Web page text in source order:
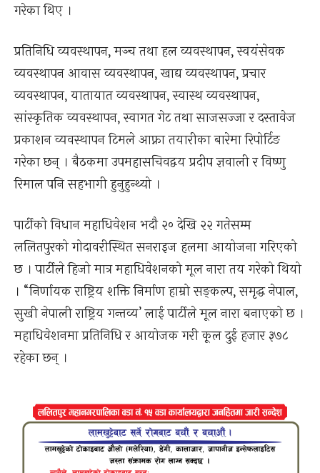
गरेका थिए ।
प्रतिनिधि व्यवस्थापन, मञ्च तथा हल व्यवस्थापन, स्वयंसेवक
व्यवस्थापन आवास व्यवस्थापन, खाद्य व्यवस्थापन, प्रचार
व्यवस्थापन, यातायात व्यवस्थापन, स्वास्थ व्यवस्थापन,
सांस्कृतिक व्यवस्थापन, स्वागत गेट तथा साजसज्जा र दस्तावेज
प्रकाशन व्यवस्थापन टिमले आफ्ना तयारीका बारेमा रिपोर्टिङ
गरेका छन् । बैठकमा उपमहासचिवद्वय प्रदीप ज्ञवाली र विष्णु
रिमाल पनि सहभागी हुनुहुन्थ्यो ।
पार्टीको विधान महाधिवेशन भदौ २० देखि २२ गतेसम्म
ललितपुरको गोदावरीस्थित सनराइज हलमा आयोजना गरिएको
छ । पार्टीले हिजो मात्र महाधिवेशनको मूल नारा तय गरेको थियो
। “निर्णायक राष्ट्रिय शक्ति निर्माण हाम्रो सङ्कल्प, समृद्ध नेपाल,
सुखी नेपाली राष्ट्रिय गन्तव्य’ लाई पार्टीले मूल नारा बनाएको छ ।
महाधिवेशनमा प्रतिनिधि र आयोजक गरी कूल दुई हजार ३७८
रहेका छन् ।